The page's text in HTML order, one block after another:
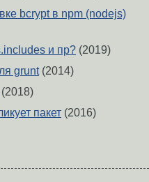
bcrypt в npm (nodejs)
и пр? (2019)
grunt(2014)
(2018)
пакет (2016)